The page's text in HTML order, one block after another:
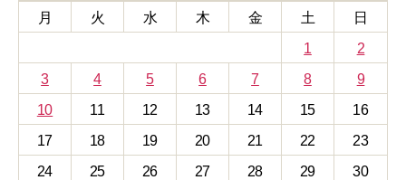
月 火 水 木 金 土
日
1
2
3
4 5 6 7 8
9
10
11 12 13 14 15
16
17
18 19 20 21 22
23
24
25 26 27 28 29
30